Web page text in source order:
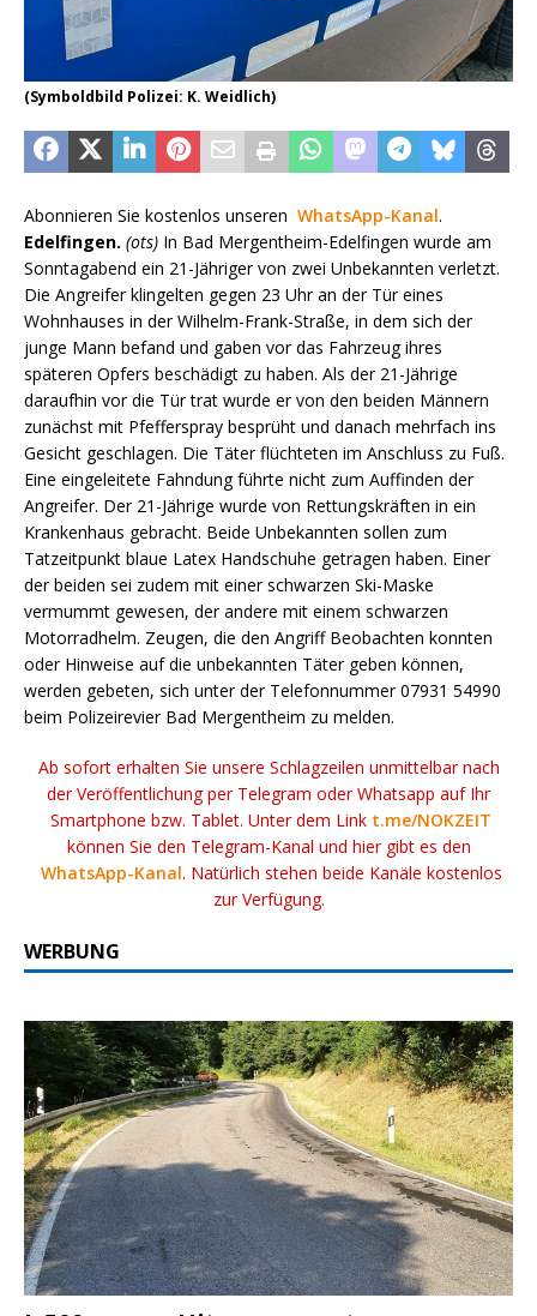
(Symboldbild Polizei: K. Weidlich)
Abonnieren Sie kostenlos unseren WhatsApp-Kanal.
Edelfingen. (ots) In Bad Mergentheim-Edelfingen wurde am
Sonntagabend ein 21-Jähriger von zwei Unbekannten verletzt.
Die Angreifer klingelten gegen 23 Uhr an der Tür eines
Wohnhauses in der Wilhelm-Frank-Straße, in dem sich der
junge Mann befand und gaben vor das Fahrzeug ihres
späteren Opfers beschädigt zu haben. Als der 21-Jährige
daraufhin vor die Tür trat wurde er von den beiden Männern
zunächst mit Pfefferspray besprüht und danach mehrfach ins
Gesicht geschlagen. Die Täter flüchteten im Anschluss zu Fuß.
Eine eingeleitete Fahndung führte nicht zum Auffinden der
Angreifer. Der 21-Jährige wurde von Rettungskräften in ein
Krankenhaus gebracht. Beide Unbekannten sollen zum
Tatzeitpunkt blaue Latex Handschuhe getragen haben. Einer
der beiden sei zudem mit einer schwarzen Ski-Maske
vermummt gewesen, der andere mit einem schwarzen
Motorradhelm. Zeugen, die den Angriff Beobachten konnten
oder Hinweise auf die unbekannten Täter geben können,
werden gebeten, sich unter der Telefonnummer 07931 54990
beim Polizeirevier Bad Mergentheim zu melden.
Ab sofort erhalten Sie unsere Schlagzeilen unmittelbar nach
der Veröffentlichung per Telegram oder Whatsapp auf Ihr
Smartphone bzw. Tablet. Unter dem Link t.me/NOKZEIT
können Sie den Telegram-Kanal und hier gibt es den
WhatsApp-Kanal. Natürlich stehen beide Kanäle kostenlos
zur Verfügung.
WERBUNG